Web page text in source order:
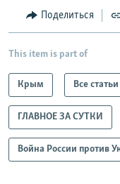
установить VPN
Поделиться
This item is part of
Крым Все статьи
ГЛАВНОЕ ЗА СУТКИ
Война России против